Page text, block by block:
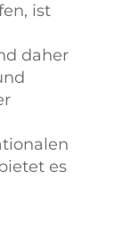
ist
daher
es